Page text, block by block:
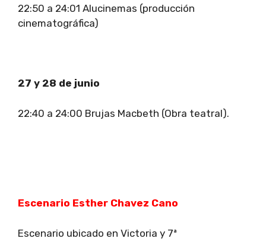
22:50 a 24:01 Alucinemas (producción
cinematográfica)
27 y 28 de junio
22:40 a 24:00 Brujas Macbeth (Obra teatral).
Escenario Esther Chavez Cano
Escenario ubicado en Victoria y 7ª